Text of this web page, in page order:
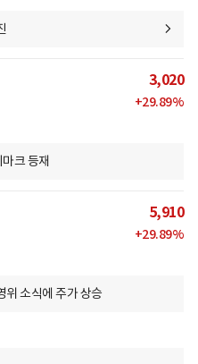
3,020
+29.89%
크 등재
5,910
+29.89%
위 소식에 주가 상승